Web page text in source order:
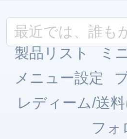
製品リスト
ミ
メニュー設定
レディーム/送
フォ